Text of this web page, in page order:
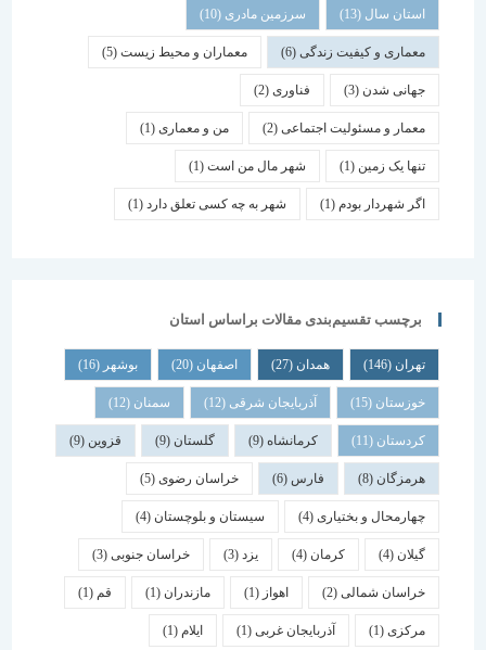
استان سال(13) سرزمین مادری(10)
معماری و کیفیت زندگی(6) معماران و محیط زیست(5)
جهانی شدن(3) فناوری (2)
معمار و مسئولیت اجتماعی (2) من و معماری (1)
تنها یک زمین(1) شهر مال من است(1)
اگر شهردار بودم (1) شهر به چه کسی تعلق دارد(1)
برچسب تقسیم‌بندی مقالات براساس استان
همدان اصفهان (20) بوشهر
خوزستان(15) آذربایجان شرقی(12) سمنان (12)
کردستان(11) کرمانشاه(9) گلستان (9) قزوین
هرمزگان(8) فارس خراسان رضوی(5)
چهارمحال و بختیاری (4) سیستان و بلوچستان(4)
کرمان یزد خراسان جنوبی(3)
خراسان شمالی(2) اهواز مازندران(1) قم
(1) آذربایجان غربی(1) ایلام